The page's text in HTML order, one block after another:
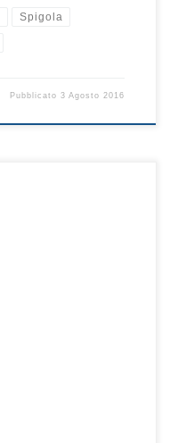
Spigola
Pubblicato3 Agosto 2016